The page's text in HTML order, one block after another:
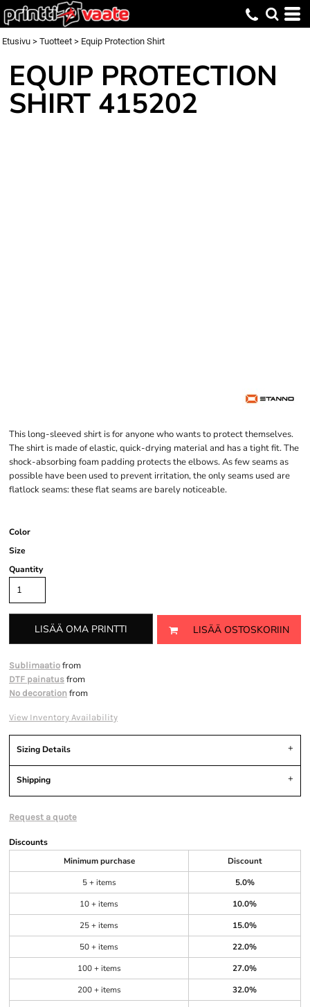
Etusivu > Tuotteet > Equip Protection Shirt
EQUIP PROTECTION
SHIRT 415202
This long-sleeved shirt is for anyone who wants to protect themselves.
The shirt is made of elastic, quick-drying material and has a tight fit. The
shock-absorbing foam padding protects the elbows. As few seams as
possible have been used to prevent irritation, the only seams used are
flatlock seams: these flat seams are barely noticeable.
Color
Size
Quantity
LISÄÄ OMA PRINTTI LISÄÄ OSTOSKORIIN
Sublimaatio from
DTF painatus from
No decoration from
View Inventory Availability
Sizing Details
Shipping
Request a quote
Discounts
Minimum purchase
Discount
5 + items
5.0%
10 + items
10.0%
25 + items
15.0%
50 + items
22.0%
100 + items
27.0%
200 + items
32.0%